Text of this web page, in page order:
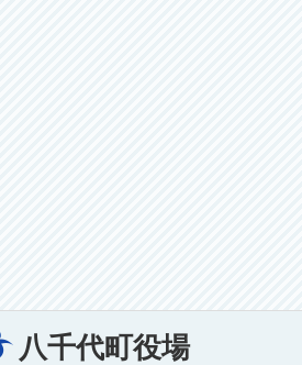
八千代町役場